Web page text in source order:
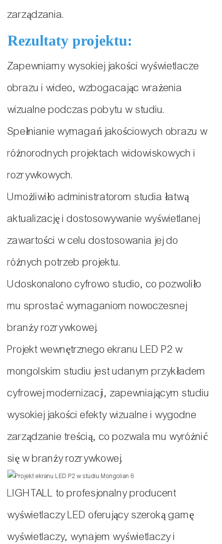
zarządzania.
Rezultaty projektu:
Zapewniamy wysokiej jakości wyświetlacze
obrazu i wideo, wzbogacając wrażenia
wizualne podczas pobytu w studiu.
Spełnianie wymagań jakościowych obrazu w
różnorodnych projektach widowiskowych i
rozrywkowych.
Umożliwiło administratorom studia łatwą
aktualizację i dostosowywanie wyświetlanej
zawartości w celu dostosowania jej do
różnych potrzeb projektu.
Udoskonalono cyfrowo studio, co pozwoliło
mu sprostać wymaganiom nowoczesnej
branży rozrywkowej.
Projekt wewnętrznego ekranu LED P2 w
mongolskim studiu jest udanym przykładem
cyfrowej modernizacji, zapewniającym studiu
wysokiej jakości efekty wizualne i wygodne
zarządzanie treścią, co pozwala mu wyróżnić
się w branży rozrywkowej.
LIGHTALL to profesjonalny producent
wyświetlaczy LED oferujący szeroką gamę
wyświetlaczy, wynajem wyświetlaczy i